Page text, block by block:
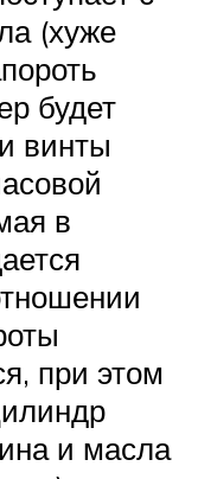
(хуже
будет
винты
в
при этом
и масла